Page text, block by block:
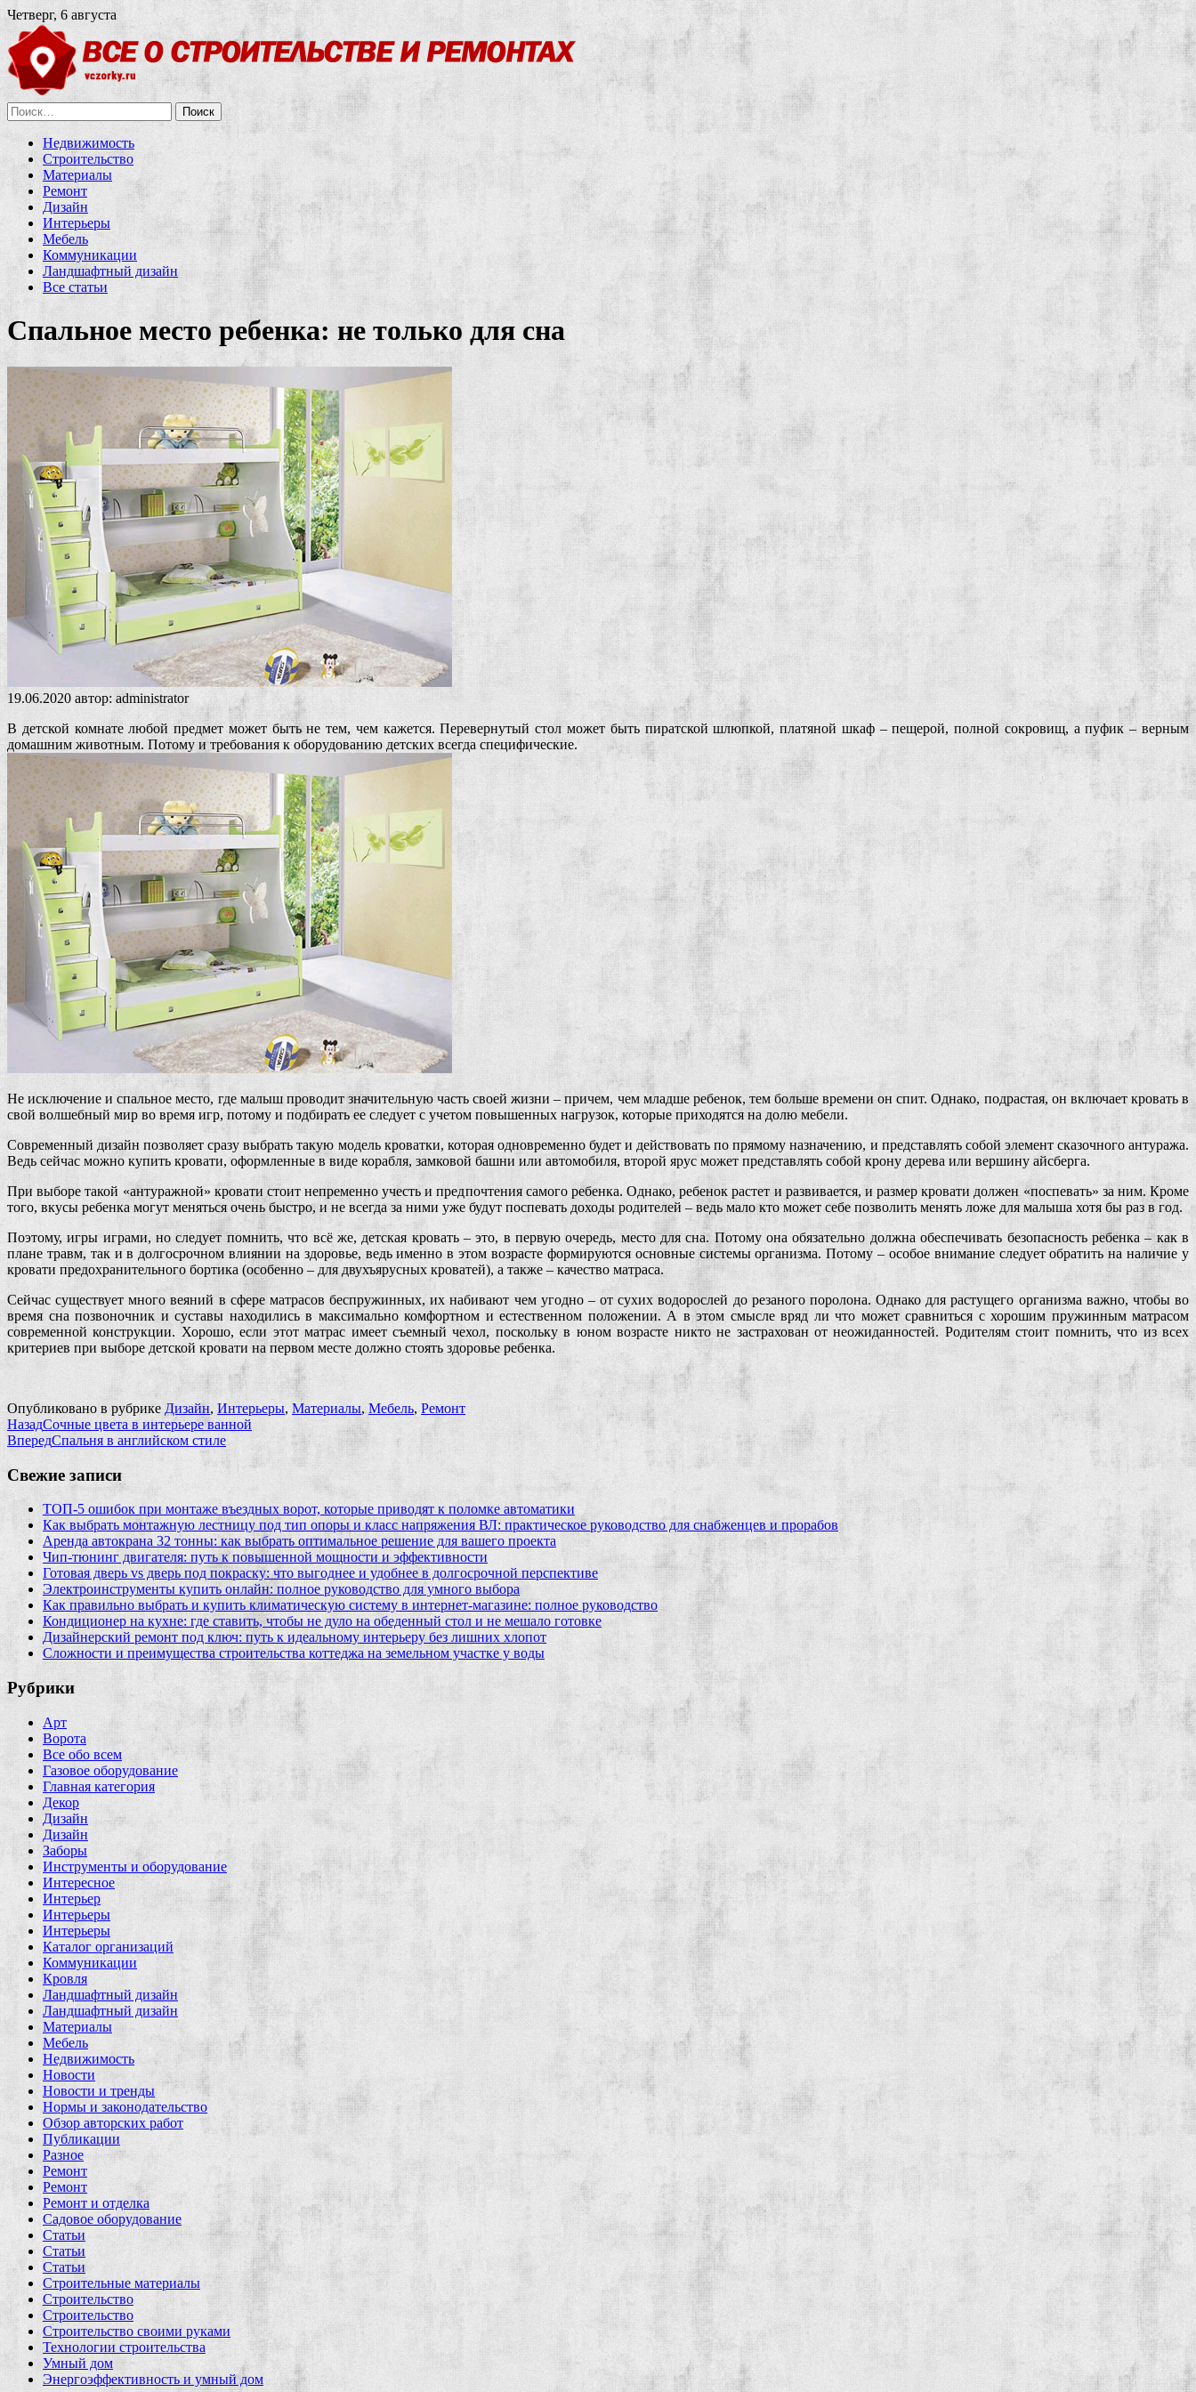
Четверг, 6 августа
Найти:
Недвижимость
Строительство
Материалы
Ремонт
Дизайн
Интерьеры
Мебель
Коммуникации
Ландшафтный дизайн
Все статьи
Спальное место ребенка: не только для сна
19.06.2020 автор: administrator
В детской комнате любой предмет может быть не тем, чем кажется. Перевернутый стол может быть пиратской шлюпкой, платяной шкаф – пещерой, полной сокровищ, а пуфик – верным
домашним животным. Потому и требования к оборудованию детских всегда специфические.
Не исключение и спальное место, где малыш проводит значительную часть своей жизни – причем, чем младше ребенок, тем больше времени он спит. Однако, подрастая, он включает кровать в
свой волшебный мир во время игр, потому и подбирать ее следует с учетом повышенных нагрузок, которые приходятся на долю мебели.
Современный дизайн позволяет сразу выбрать такую модель кроватки, которая одновременно будет и действовать по прямому назначению, и представлять собой элемент сказочного антуража.
Ведь сейчас можно купить кровати, оформленные в виде корабля, замковой башни или автомобиля, второй ярус может представлять собой крону дерева или вершину айсберга.
При выборе такой «антуражной» кровати стоит непременно учесть и предпочтения самого ребенка. Однако, ребенок растет и развивается, и размер кровати должен «поспевать» за ним. Кроме
того, вкусы ребенка могут меняться очень быстро, и не всегда за ними уже будут поспевать доходы родителей – ведь мало кто может себе позволить менять ложе для малыша хотя бы раз в год.
Поэтому, игры играми, но следует помнить, что всё же, детская кровать – это, в первую очередь, место для сна. Потому она обязательно должна обеспечивать безопасность ребенка – как в
плане травм, так и в долгосрочном влиянии на здоровье, ведь именно в этом возрасте формируются основные системы организма. Потому – особое внимание следует обратить на наличие у
кровати предохранительного бортика (особенно – для двухъярусных кроватей), а также – качество матраса.
Сейчас существует много веяний в сфере матрасов беспружинных, их набивают чем угодно – от сухих водорослей до резаного поролона. Однако для растущего организма важно, чтобы во
время сна позвоночник и суставы находились в максимально комфортном и естественном положении. А в этом смысле вряд ли что может сравниться с хорошим пружинным матрасом
современной конструкции. Хорошо, если этот матрас имеет съемный чехол, поскольку в юном возрасте никто не застрахован от неожиданностей. Родителям стоит помнить, что из всех
критериев при выборе детской кровати на первом месте должно стоять здоровье ребенка.
Опубликовано в рубрикеДизайн, Интерьеры, Материалы, Мебель,Ремонт
НазадСочные цвета в интерьере ванной
ВпередСпальня в английском стиле
Свежие записи
ТОП-5 ошибок при монтаже въездных ворот, которые приводят к поломке автоматики
Как выбрать монтажную лестницу под тип опоры и класс напряжения ВЛ: практическое руководство для снабженцев и прорабов
Аренда автокрана 32 тонны: как выбрать оптимальное решение для вашего проекта
Чип‑тюнинг двигателя: путь к повышенной мощности и эффективности
Готовая дверь vs дверь под покраску: что выгоднее и удобнее в долгосрочной перспективе
Электроинструменты купить онлайн: полное руководство для умного выбора
Как правильно выбрать и купить климатическую систему в интернет‑магазине: полное руководство
Кондиционер на кухне: где ставить, чтобы не дуло на обеденный стол и не мешало готовке
Дизайнерский ремонт под ключ: путь к идеальному интерьеру без лишних хлопот
Сложности и преимущества строительства коттеджа на земельном участке у воды
Рубрики
Арт
Ворота
Все обо всем
Газовое оборудование
Главная категория
Декор
Дизайн
Дизайн
Заборы
Инструменты и оборудование
Интересное
Интерьер
Интерьеры
Интерьеры
Каталог организаций
Коммуникации
Кровля
Ландшафтный дизайн
Ландшафтный дизайн
Материалы
Мебель
Недвижимость
Новости
Новости и тренды
Нормы и законодательство
Обзор авторских работ
Публикации
Разное
Ремонт
Ремонт
Ремонт и отделка
Садовое оборудование
Статьи
Статьи
Статьи
Строительные материалы
Строительство
Строительство
Строительство своими руками
Технологии строительства
Умный дом
Энергоэффективность и умный дом